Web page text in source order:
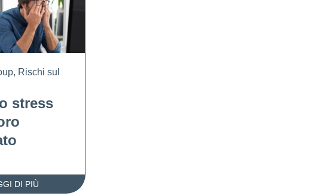
, Rischi sul
stress
DI PIÙ